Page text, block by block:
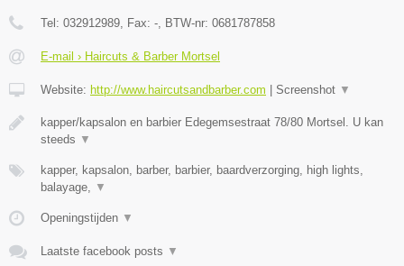
Tel: 032912989, Fax: -, BTW-nr: 0681787858
E-mail › Haircuts & Barber Mortsel
Website: http://www.haircutsandbarber.com Screenshot ▼
kapper/kapsalon en barbier Edegemsestraat 78/80 Mortsel. U kan
steeds ▼
kapper, kapsalon, barber, barbier, baardverzorging, high lights,
balayage, ▼
Openingstijden ▼
Laatste facebook posts ▼